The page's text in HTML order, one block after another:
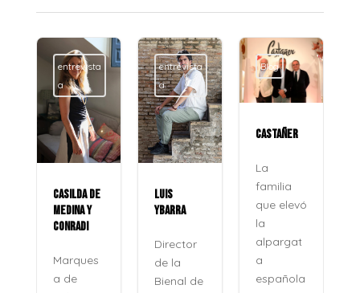
entrevista
a
CASILDA DE
MEDINA Y
CONRADI
Marques
a de
entrevista
a
LUIS
YBARRA
Director
de la
Bienal de
Blog
CASTAÑER
La
familia
que elevó
la
alpargat
a
española